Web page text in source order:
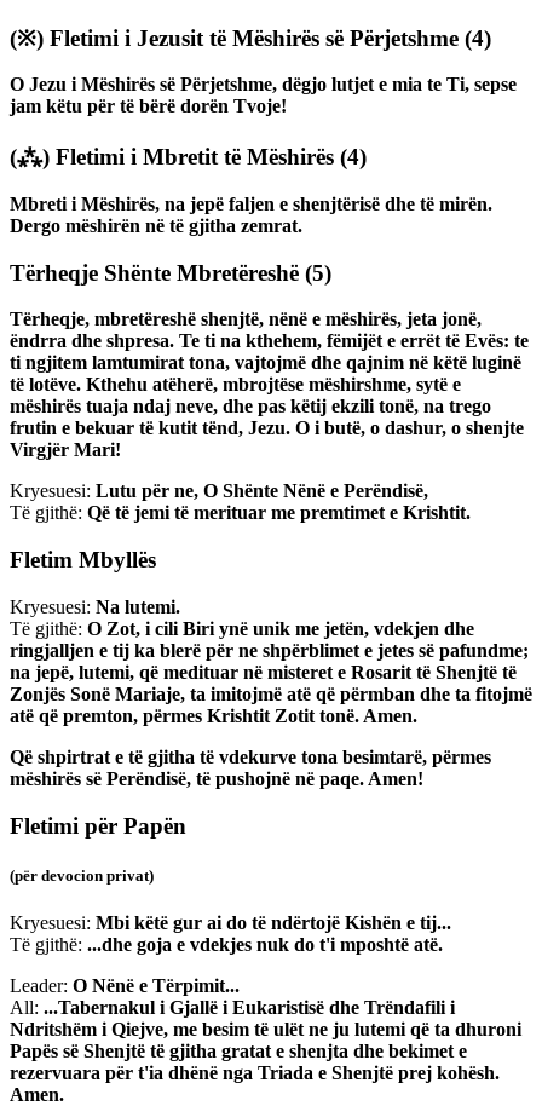
(※) Fletimi i Jezusit të Mëshirës së Përjetshme (4)
O Jezu i Mëshirës së Përjetshme, dëgjo lutjet e mia te Ti, sepse
jam këtu për të bërë dorën Tvoje!
(⁂) Fletimi i Mbretit të Mëshirës (4)
Mbreti i Mëshirës, na jepë faljen e shenjtërisë dhe të mirën.
Dergo mëshirën në të gjitha zemrat.
Tërheqje Shënte Mbretëreshë (5)
Tërheqje, mbretëreshë shenjtë, nënë e mëshirës, jeta jonë,
ëndrra dhe shpresa. Te ti na kthehem, fëmijët e errët të Evës: te
ti ngjitem lamtumirat tona, vajtojmë dhe qajnim në këtë luginë
të lotëve. Kthehu atëherë, mbrojtëse mëshirshme, sytë e
mëshirës tuaja ndaj neve, dhe pas këtij ekzili tonë, na trego
frutin e bekuar të kutit tënd, Jezu. O i butë, o dashur, o shenjte
Virgjër Mari!
Kryesuesi: Lutu për ne, O Shënte Nënë e Perëndisë,
Të gjithë: Që të jemi të merituar me premtimet e Krishtit.
Fletim Mbyllës
Kryesuesi: Na lutemi.
Të gjithë: O Zot, i cili Biri ynë unik me jetën, vdekjen dhe
ringjalljen e tij ka blerë për ne shpërblimet e jetes së pafundme;
na jepë, lutemi, që medituar në misteret e Rosarit të Shenjtë të
Zonjës Sonë Mariaje, ta imitojmë atë që përmban dhe ta fitojmë
atë që premton, përmes Krishtit Zotit tonë. Amen.
Që shpirtrat e të gjitha të vdekurve tona besimtarë, përmes
mëshirës së Perëndisë, të pushojnë në paqe. Amen!
Fletimi për Papën
(për devocion privat)
Kryesuesi: Mbi këtë gur ai do të ndërtojë Kishën e tij...
Të gjithë: ...dhe goja e vdekjes nuk do t'i mposhtë atë.
Leader: O Nënë e Tërpimit...
All: ...Tabernakul i Gjallë i Eukaristisë dhe Trëndafili i
Ndritshëm i Qiejve, me besim të ulët ne ju lutemi që ta dhuroni
Papës së Shenjtë të gjitha gratat e shenjta dhe bekimet e
rezervuara për t'ia dhënë nga Triada e Shenjtë prej kohësh.
Amen.